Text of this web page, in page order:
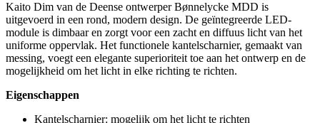
Kaito Dim van de Deense ontwerper Bønnelycke MDD is
uitgevoerd in een rond, modern design. De geïntegreerde LED-
module is dimbaar en zorgt voor een zacht en diffuus licht van het
uniforme oppervlak. Het functionele kantelscharnier, gemaakt van
messing, voegt een elegante superioriteit toe aan het ontwerp en de
mogelijkheid om het licht in elke richting te richten.
Eigenschappen
Kantelscharnier: mogelijk om het licht te richten